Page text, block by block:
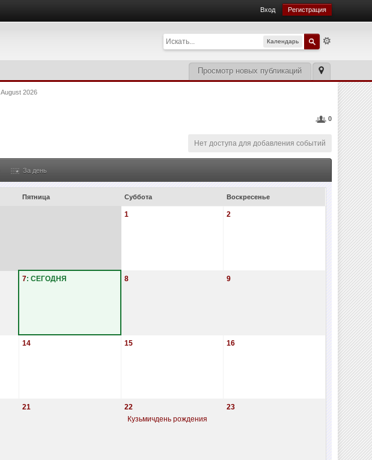
Вход Регистрация
Календарь
Просмотр новых публикаций
August 2026
0
Нет доступа для добавления событий
За день
Пятница Суббота Воскресенье
1 2
7: СЕГОДНЯ 8 9
14 15 16
21
22
Кузьмичдень рождения
23